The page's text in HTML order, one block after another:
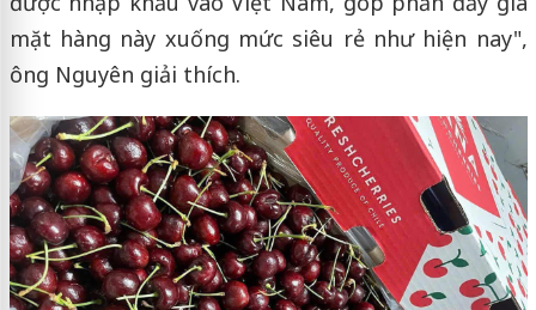
mặt hàng này xuống mức siêu rẻ như hiện nay",
ông Nguyên giải thích.